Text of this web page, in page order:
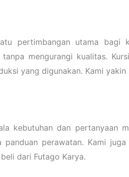
pertimbangan utama
mengurangi kualitas.
yang digunakan. Kami
kebutuhan dan pertanyaan
perawatan. Kami
dari Futago Karya.